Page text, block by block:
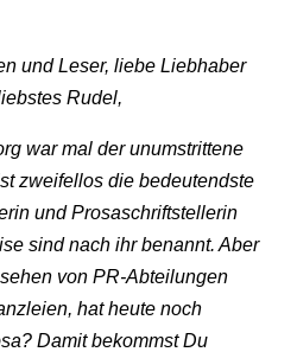
und Leser, liebe Liebhaber
Rudel,
war mal der unumstrittene
zweifellos die bedeutendste
und Prosaschriftstellerin
sind nach ihr benannt. Aber
von PR-Abteilungen
hat heute noch
Damit bekommst Du